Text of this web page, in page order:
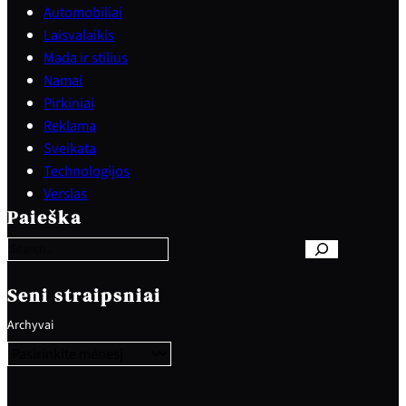
Automobiliai
Laisvalaikis
Mada ir stilius
Namai
Pirkiniai
Reklama
Sveikata
Technologijos
Verslas
Paieška
e
a
c
h
Seni straipsniai
Archyvai